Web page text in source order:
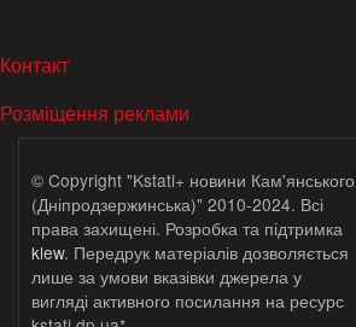
МЕНЮ В ПОДВАЛЕ
Контакт
Розміщення реклами
© Copyright "Kstati+ новини Кам'янського
(Дніпродзержинська)" 2010-2024. Всі
права захищені. Розробка та підтримка
klew. Передрук матеріалів дозволяється
лише за умови вказівки джерела у
вигляді активного посилання на ресурс